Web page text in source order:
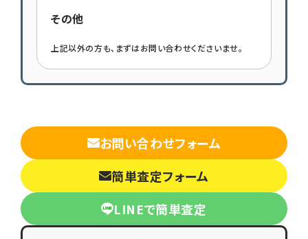
その他
上記以外の方も、まずはお問い合わせくださいませ。
お問い合わせフォーム
簡単査定フォーム
LINEで簡単査定